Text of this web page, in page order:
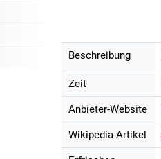
Beschreibung
Zeit
Anbieter-Website
Wikipedia-Artikel